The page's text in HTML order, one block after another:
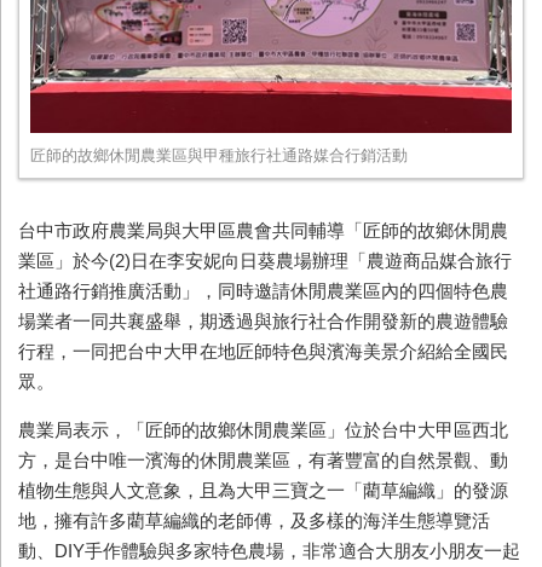
匠師的故鄉休閒農業區與甲種旅行社通路媒合行銷活動
台中市政府農業局與大甲區農會共同輔導「匠師的故鄉休閒農
業區」於今(2)日在李安妮向日葵農場辦理「農遊商品媒合旅行
社通路行銷推廣活動」，同時邀請休閒農業區內的四個特色農
場業者一同共襄盛舉，期透過與旅行社合作開發新的農遊體驗
行程，一同把台中大甲在地匠師特色與濱海美景介紹給全國民
眾。
農業局表示，「匠師的故鄉休閒農業區」位於台中大甲區西北
方，是台中唯一濱海的休閒農業區，有著豐富的自然景觀、動
植物生態與人文意象，且為大甲三寶之一「藺草編織」的發源
地，擁有許多藺草編織的老師傅，及多樣的海洋生態導覽活
動、DIY手作體驗與多家特色農場，非常適合大朋友小朋友一起